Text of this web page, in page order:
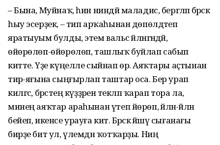
– Бына, Муйнаҡ, һин ниндәй маладис, бергәләп бәрәскә
һыу эсерҙек, – тип арҡаһынан дөпөлдәтеп
яратыуым булды, этем вальс әйләнгәндәй,
өйөрөлөп-өйө­рөлөп, ташлыҡ буйлап сабып
китте. Үҙе күңелле сыйнап өрә. Аяҡтары аҫты­нан
тирә-яғына сыңғырлап таштар оса. Бер урап
килгәс, бәрәстең күҙҙәренә текләп ҡарап тора ла,
минең аяҡтар араһынан үтеп йөрөп, әйләнә-әйләнә
бейеп, икенсе урауға китә. Бәрәскә йәшәү сығанағы
бирҙе бит ул, үлемдән ҡотҡарҙы. Ниңә